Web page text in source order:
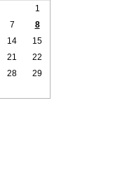
1
7
8
14
15
21
22
28
29